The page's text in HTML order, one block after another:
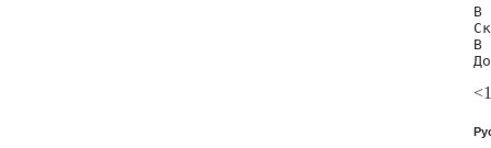
В
В